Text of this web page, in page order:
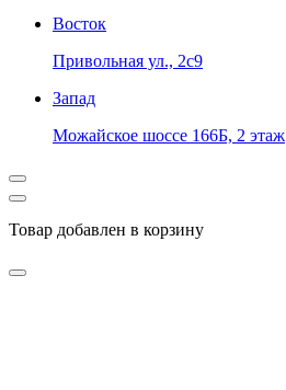
Восток
Привольная ул., 2с9
Запад
Можайское шоссе 166Б, 2 этаж
Товар добавлен в корзину